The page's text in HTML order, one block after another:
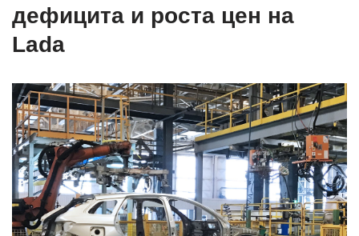
дефицита и роста цен на
Lada